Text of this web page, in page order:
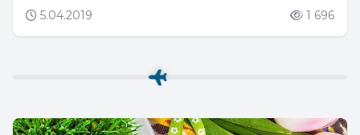
баргузор гардид.Аудит аз тарафи Агентии
5.04.2019 1 696